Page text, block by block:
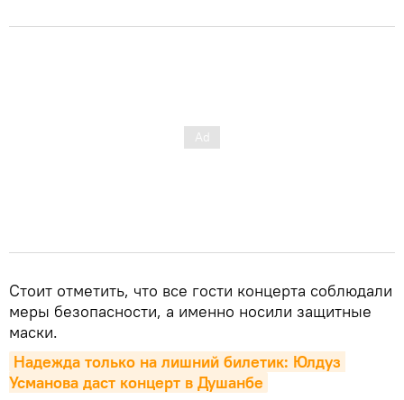
Стоит отметить, что все гости концерта соблюдали
меры безопасности, а именно носили защитные
маски.
Надежда только на лишний билетик: Юлдуз
Усманова даст концерт в Душанбе